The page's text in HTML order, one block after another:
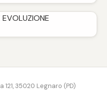
EVOLUZIONE
35020 Legnaro (PD)